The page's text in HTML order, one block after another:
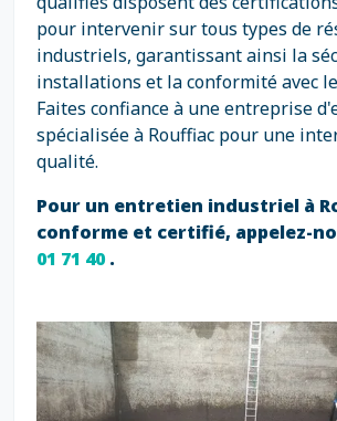
pour intervenir sur tous types de
industriels, garantissant ainsi la
installations et la conformité avec
Faites confiance à une entreprise
spécialisée à Rouffiac pour une
qualité.
Pour un entretien industriel à
conforme et certifié, appelez-
01 71 40.